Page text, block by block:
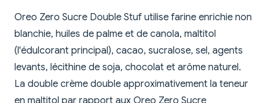
Oreo Zero Sucre Double Stuf utilise farine enrichie non
blanchie, huiles de palme et de canola, maltitol
(l'édulcorant principal), cacao, sucralose, sel, agents
levants, lécithine de soja, chocolat et arôme naturel.
La double crème double approximativement la teneur
en maltitol par rapport aux Oreo Zero Sucre